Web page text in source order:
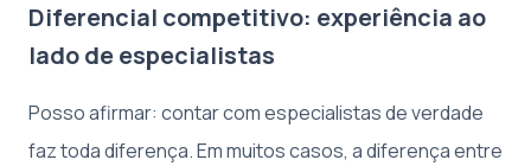
Diferencial competitivo: experiência ao
lado de especialistas
Posso afirmar: contar com especialistas de verdade
faz toda diferença. Em muitos casos, a diferença entre